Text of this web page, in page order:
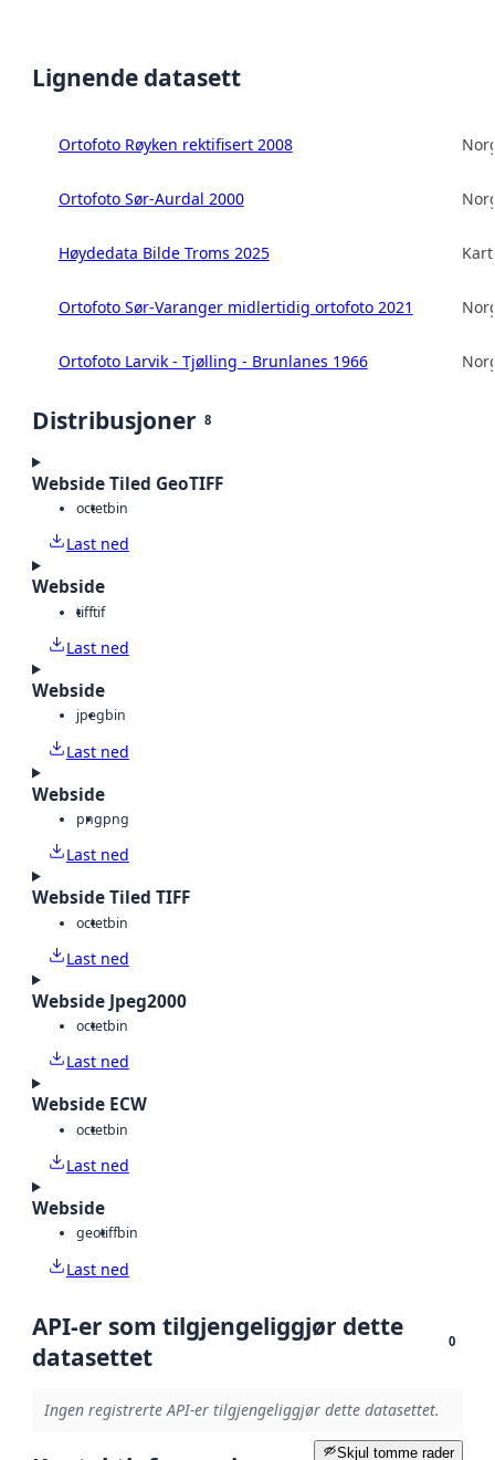
Lignende datasett
Ortofoto Røyken rektifisert 2008
Ortofoto Sør-Aurdal 2000
Høydedata Bilde Troms 2025
Ortofoto Sør-Varanger midlertidig ortofoto 2021
Ortofoto Larvik - Tjølling - Brunlanes 1966
Distribusjoner 8
Webside Tiled GeoTIFF
octetbin
Last ned
Webside
tifftif
Last ned
Webside
jpegbin
Last ned
Webside
pngpng
Last ned
Webside Tiled TIFF
octetbin
Last ned
Webside Jpeg2000
octetbin
Last ned
Webside ECW
octetbin
Last ned
Webside
geotiffbin
Last ned
API-er som tilgjengeliggjør dette
datasettet
0
Ingen registrerte API-er tilgjengeliggjør dette datasettet.
Skjul tomme rader